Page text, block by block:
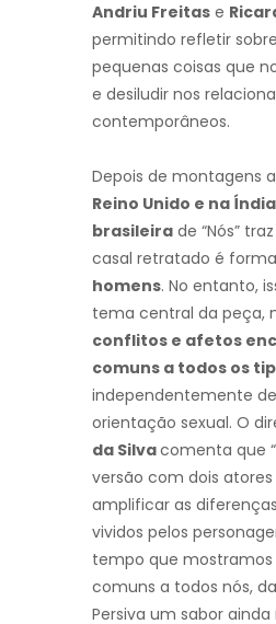
Andriu Freitas e
permitindo refletir
pequenas coisas que
e desiludir nos
contemporâneos.
Depois de montagens
Reino Unido e na Índia
brasileira de “Nós”
casal retratado é
homens. No entanto,
tema central da peça,
conflitos e afetos
comuns a todos os
independentemente
orientação sexual. O
da Silvacomenta que
versão com dois
amplificar as
vividos pelos
tempo que mostramos
comuns a todos nós,
Persiva um sabor ainda